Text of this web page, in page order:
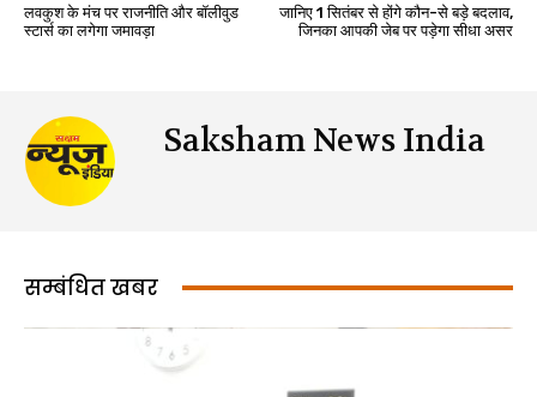
लवकुश के मंच पर राजनीति और बॉलीवुड
स्टार्स का लगेगा जमावड़ा
जानिए 1 सितंबर से होंगे कौन-से बड़े बदलाव,
जिनका आपकी जेब पर पड़ेगा सीधा असर
Saksham News India
सम्बंधित खबर